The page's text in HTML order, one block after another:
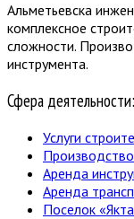
Альметьевска
комплексное
сложности.
инструмента.
Сфера деятельности:
Услуги
Аренда
Аренда
Поселок